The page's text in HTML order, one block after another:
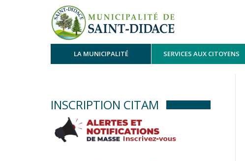
LA MUNICIPALITÉ SERVICES AUX CITOYENS
INSCRIPTION CITAM